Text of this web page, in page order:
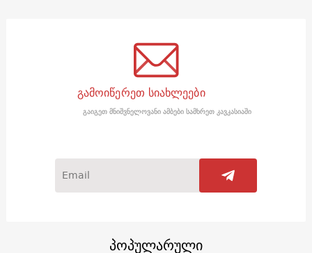
გამოიწერეთ სიახლეები
გაიგეთ მნიშვნელოვანი ამბები სამხრეთ კავკასიაში
პოპულარული